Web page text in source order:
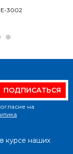
3002
ПОДПИСАТЬСЯ
на
курсе наших